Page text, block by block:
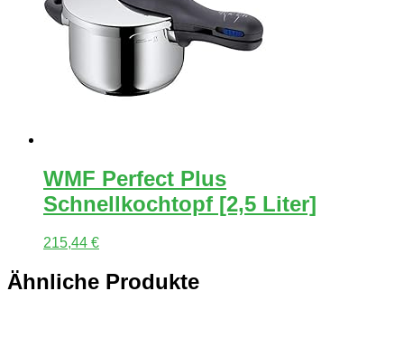
WMF Perfect Plus
Schnellkochtopf [2,5 Liter]
215,44 €
Ähnliche Produkte